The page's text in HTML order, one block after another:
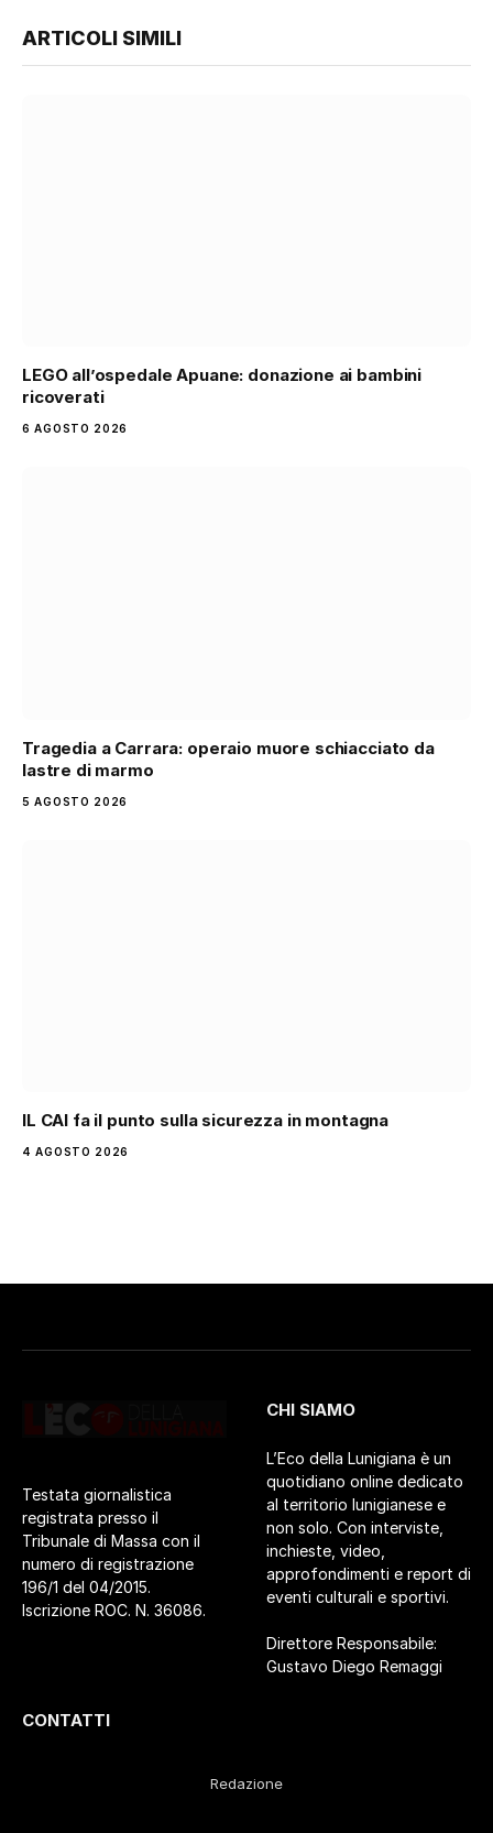
ARTICOLI SIMILI
LEGO all’ospedale Apuane: donazione ai bambini
ricoverati
6 AGOSTO 2026
Tragedia a Carrara: operaio muore schiacciato da
lastre di marmo
5 AGOSTO 2026
IL CAI fa il punto sulla sicurezza in montagna
4 AGOSTO 2026
Testata giornalistica
registrata presso il
Tribunale di Massa con il
numero di registrazione
196/1 del 04/2015.
Iscrizione ROC. N. 36086.
CHI SIAMO
L’Eco della Lunigiana è un
quotidiano online dedicato
al territorio lunigianese e
non solo. Con interviste,
inchieste, video,
approfondimenti e report di
eventi culturali e sportivi.
Direttore Responsabile:
Gustavo Diego Remaggi
CONTATTI
Redazione